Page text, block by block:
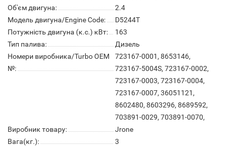
Об'єм двигуна:
2.4
Модель двигуна/Engine Code:
D5244T
Потужність двигуна (к.с.) кВт:
163
Тип палива:
Дизель
Номери виробника/Turbo OEM
№:
723167-0001, 8653146,
723167-5004S, 723167-0002,
723167-0003, 723167-0004,
723167-0007, 36051121,
8602480, 8603296, 8689592,
703891-0029, 703891-0070,
Виробник товару:
Jrone
Вага(кг.):
3